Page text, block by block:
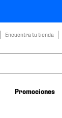
Encuentra tu tienda
Promociones